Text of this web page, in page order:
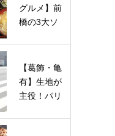
グルメ】前
橋の3大ソ
や…
【葛飾・亀
有】生地が
主役！パリ